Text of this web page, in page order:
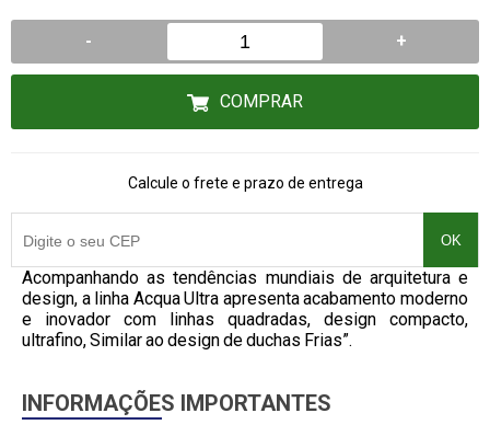
- +
COMPRAR
Calcule o frete e prazo de entrega
OK
Acompanhando as tendências mundiais de arquitetura e
design, a linha Acqua Ultra apresenta acabamento moderno
e inovador com linhas quadradas, design compacto,
ultrafino, Similar ao design de duchas Frias”.
INFORMAÇÕES IMPORTANTES